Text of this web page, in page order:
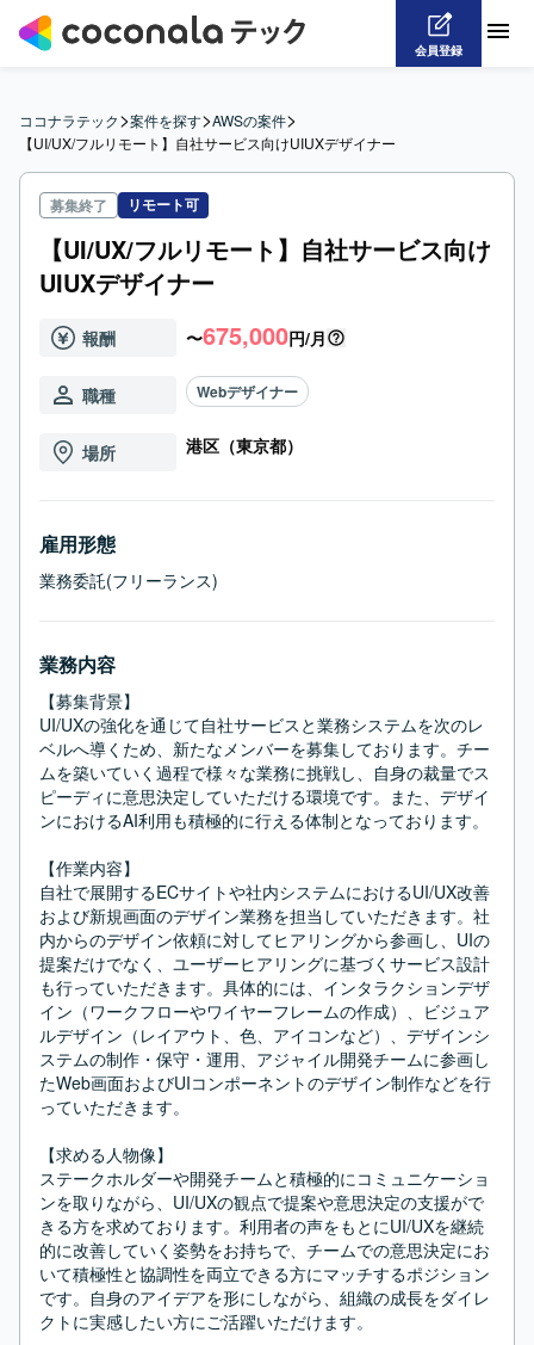
会員登録
ココナラテック>案件を探す>AWSの案件>
【UI/UX/フルリモート】自社サービス向けUIUXデザイナー
募集終了 リモート可
【UI/UX/フルリモート】自社サービス向け
UIUXデザイナー
報酬 〜675,000円/月
職種 Webデザイナー
場所 港区（東京都）
雇用形態
業務委託(フリーランス)
業務内容
【募集背景】
UI/UXの強化を通じて自社サービスと業務システムを次のレ
ベルへ導くため、新たなメンバーを募集しております。チー
ムを築いていく過程で様々な業務に挑戦し、自身の裁量でス
ピーディに意思決定していただける環境です。また、デザイ
ンにおけるAI利用も積極的に行える体制となっております。
【作業内容】
自社で展開するECサイトや社内システムにおけるUI/UX改善
および新規画面のデザイン業務を担当していただきます。社
内からのデザイン依頼に対してヒアリングから参画し、UIの
提案だけでなく、ユーザーヒアリングに基づくサービス設計
も行っていただきます。具体的には、インタラクションデザ
イン（ワークフローやワイヤーフレームの作成）、ビジュア
ルデザイン（レイアウト、色、アイコンなど）、デザインシ
ステムの制作・保守・運用、アジャイル開発チームに参画し
たWeb画面およびUIコンポーネントのデザイン制作などを行
っていただきます。
【求める人物像】
ステークホルダーや開発チームと積極的にコミュニケーショ
ンを取りながら、UI/UXの観点で提案や意思決定の支援がで
きる方を求めております。利用者の声をもとにUI/UXを継続
的に改善していく姿勢をお持ちで、チームでの意思決定にお
いて積極性と協調性を両立できる方にマッチするポジション
です。自身のアイデアを形にしながら、組織の成長をダイレ
クトに実感したい方にご活躍いただけます。